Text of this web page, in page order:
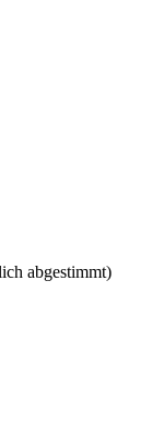
abgestimmt)